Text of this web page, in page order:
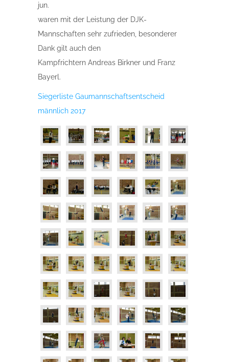
jun.
waren mit der Leistung der DJK-
Mannschaften sehr zufrieden, besonderer
Dank gilt auch den
Kampfrichtern Andreas Birkner und Franz
Bayerl.
Siegerliste Gaumannschaftsentscheid
männlich 2017